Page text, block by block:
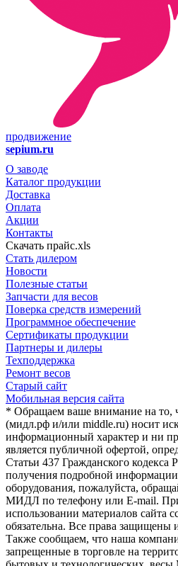
продвижение
sepium.ru
О заводе
Каталог продукции
Доставка
Оплата
Акции
Контакты
Скачать прайс.xls
Стать дилером
Новости
Полезные статьи
Запчасти для весов
Поверка средств измерений
Программное обеспечение
Сертификаты продукции
Партнеры и дилеры
Техподдержка
Ремонт весов
Старый сайт
Мобильная версия сайта
* Обращаем ваше внимание на то,
(мидл.рф и/или middle.ru) носит
информационный характер и ни
является публичной офертой,
Статьи 437 Гражданского
получения подробной
оборудования, пожалуйста,
МИДЛ по телефону или E-mail.
использовании материалов сайта
обязательна. Все права защищены
Также сообщаем, что наша
запрещенные в торговле на